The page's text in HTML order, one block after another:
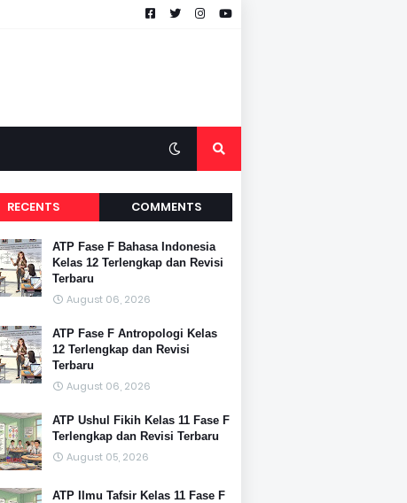
RECENTS COMMENTS
ATP Fase F Bahasa Indonesia
Kelas 12 Terlengkap dan Revisi
Terbaru
August 06, 2026
ATP Fase F Antropologi Kelas
12 Terlengkap dan Revisi
Terbaru
August 06, 2026
ATP Ushul Fikih Kelas 11 Fase F
Terlengkap dan Revisi Terbaru
August 05, 2026
ATP Ilmu Tafsir Kelas 11 Fase F